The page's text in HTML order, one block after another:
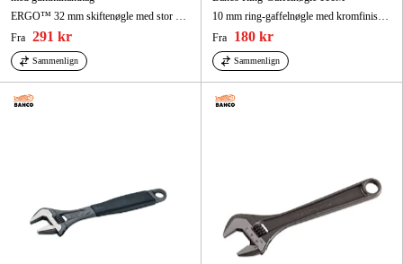
ERGO™ 32 mm skiftenøgle med stor nøglevidde, med gummihåndtag og fosfateret udførelse, 170 mm
Fra 291 kr
Sammenlign
10 mm ring-gaffelnøgle med kromfinish, 144 mm, på ophængskort
Fra
180 kr
Sammenlign